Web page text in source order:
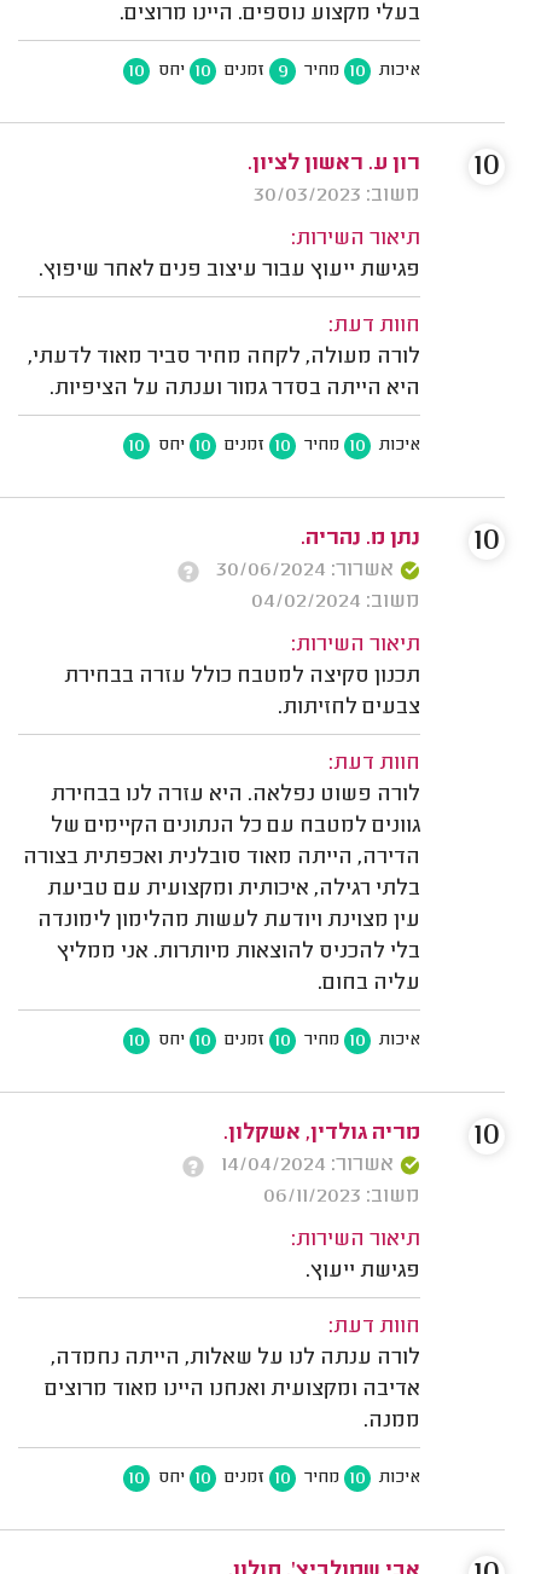
בעלי מקצוע נוספים. היינו מרוצים.
איכות 10 מחיר 9 זמנים 10 יחס 10
רון ע. ראשון לציון.
משוב: 30/03/2023
תיאור השירות:
פגישת ייעוץ עבור עיצוב פנים לאחר שיפוץ.
חוות דעת:
לורה מעולה, לקחה מחיר סביר מאוד לדעתי,
היא הייתה בסדר גמור וענתה על הציפיות.
איכות 10 מחיר 10 זמנים 10 יחס 10
10
נתן מ. נהריה.
אשרור: 30/06/2024
משוב: 04/02/2024
תיאור השירות:
תכנון סקיצה למטבח כולל עזרה בבחירת
צבעים לחזיתות.
חוות דעת:
לורה פשוט נפלאה. היא עזרה לנו בבחירת
גוונים למטבח עם כל הנתונים הקיימים של
הדירה, הייתה מאוד סובלנית ואכפתית בצורה
בלתי רגילה, איכותית ומקצועית עם טביעת
עין מצוינת ויודעת לעשות מהלימון לימונדה
בלי להכניס להוצאות מיותרות. אני ממליץ
עליה בחום.
איכות 10 מחיר 10 זמנים 10 יחס 10
10
מריה גולדין, אשקלון.
אשרור: 14/04/2024
משוב: 06/11/2023
תיאור השירות:
פגישת ייעוץ.
חוות דעת:
לורה ענתה לנו על שאלות, הייתה נחמדה,
אדיבה ומקצועית ואנחנו היינו מאוד מרוצים
ממנה.
איכות 10 מחיר 10 זמנים 10 יחס 10
10